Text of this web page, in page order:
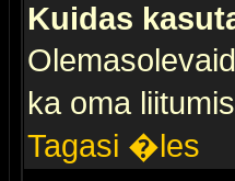
Kuidas
ka oma
Tagasi �les